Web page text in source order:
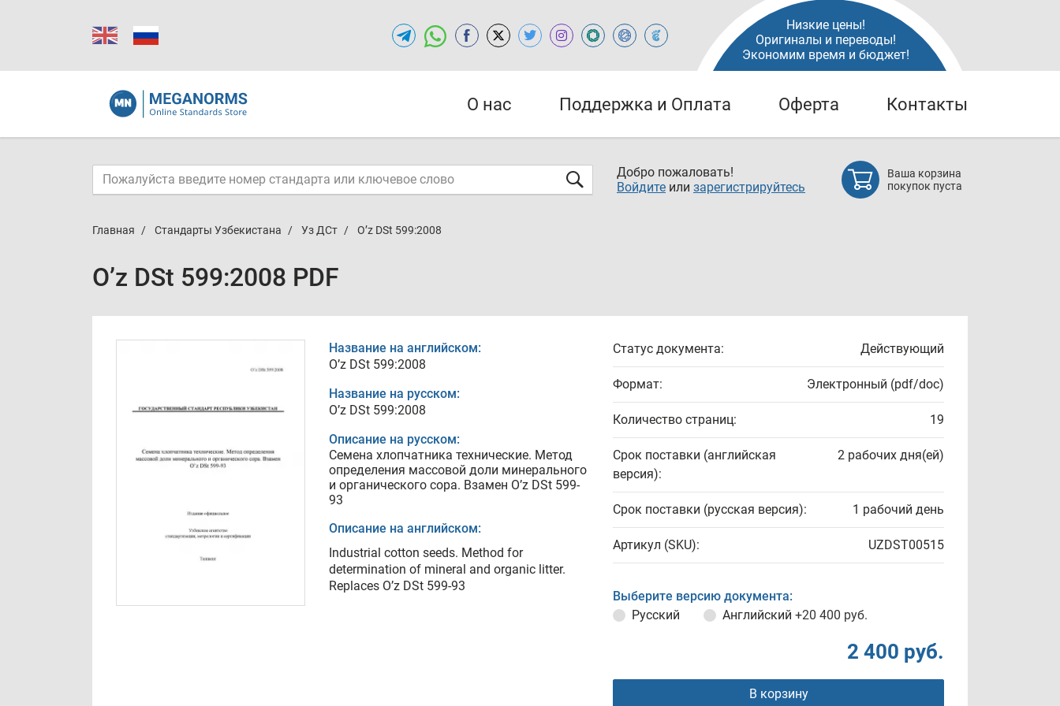
Низкие цены!
Оригиналы и переводы!
Экономим время и бюджет!
О нас Поддержка и Оплата Оферта Контакты
Добро пожаловать!
Войдите или зарегистрируйтесь
Ваша корзина
покупок пуста
Главная Стандарты Узбекистана Уз ДСт O’z DSt 599:2008
O’z DSt 599:2008 PDF
Название на английском:
O’z DSt 599:2008
Название на русском:
O’z DSt 599:2008
Описание на русском:
Семена хлопчатника технические. Метод
определения массовой доли минерального
и органического сора. Взамен O’z DSt 599-
93
Описание на английском:
Industrial cotton seeds. Method for
determination of mineral and organic litter.
Replaces O’z DSt 599-93
Статус документа: Действующий
Формат: Электронный (pdf/doc)
Количество страниц: 19
Срок поставки (английская
версия):
2 рабочих дня(ей)
Срок поставки (русская версия): 1 рабочий день
Артикул (SKU): UZDST00515
Выберите версию документа:
Русский
Английский +20 400 руб.
2 400 руб.
В корзину